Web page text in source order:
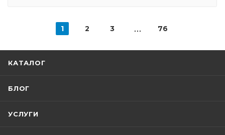
1 2 3 76
КАТАЛОГ
БЛОГ
УСЛУГИ